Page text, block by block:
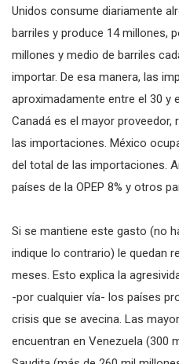
Unidos consume diariamente
barriles y produce 14 millones,
millones y medio de barriles
importar. De esa manera, las
aproximadamente entre el 30 y
Canadá es el mayor proveedor,
las importaciones. México
del total de las importaciones.
países de la OPEP 8% y otros
Si se mantiene este gasto (no
indique lo contrario) le quedan
meses. Esto explica la
-por cualquier vía- los países
crisis que se avecina. Las
encuentran en Venezuela (300